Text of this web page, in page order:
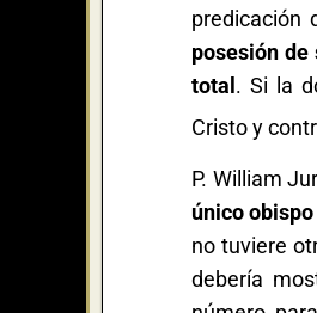
predicación
posesión de
total . Si la
Cristo y
P. William
único
no tuviere
debería